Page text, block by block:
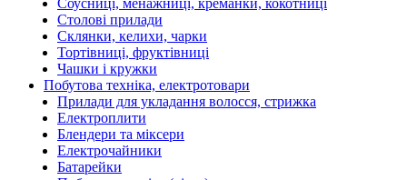
Соусниці, менажниці, креманки, кокотниці
Столові прилади
Склянки, келихи, чарки
Тортівниці, фруктівниці
Чашки і кружки
Побутова техніка, електротовари
Прилади для укладання волосся, стрижка
Електроплити
Блендери та міксери
Електрочайники
Батарейки